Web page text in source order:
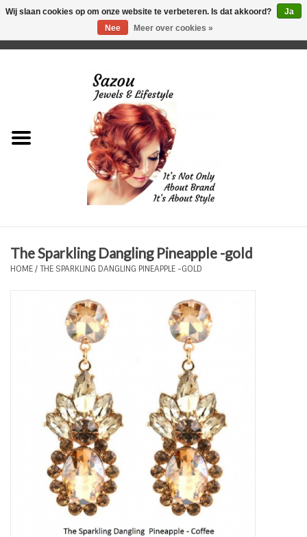
Just for Him
Plus Size Sieraden
Tassen en meer
Haaraccesoires
Zonnebrillen
ON THE BEACH
The Sparkling Dangling Pineapple -gold
HOME/THE SPARKLING DANGLING PINEAPPLE -GOLD
Wij slaan cookies op om onze website te verbeteren. Is dat akkoord?
Ja
Nee
Meer over cookies »